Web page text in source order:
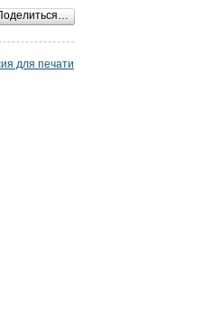
для печати